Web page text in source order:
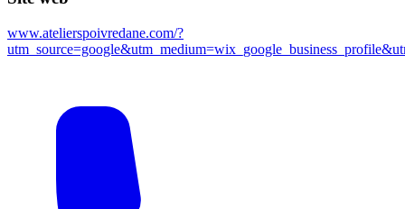
www.atelierspoivredane.com/?